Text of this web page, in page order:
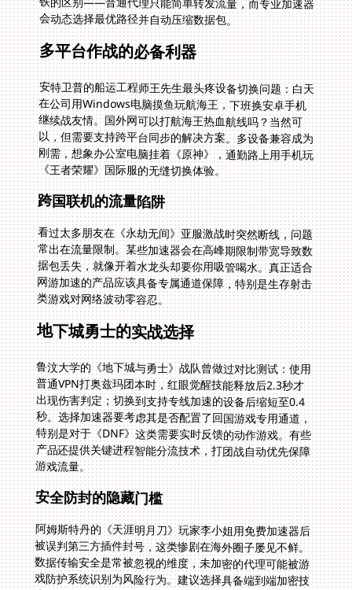
会动态选择最优路径并自动压缩数据包。
多平台作战的必备利器
安特卫普的船运工程师王先生最头疼设备切换问题：白天
在公司用Windows电脑摸鱼玩航海王，下班换安卓手机
继续战友情。国外网可以打航海王热血航线吗？当然可
以，但需要支持跨平台同步的解决方案。多设备兼容成为
刚需，想象办公室电脑挂着《原神》，通勤路上用手机玩
《王者荣耀》国际服的无缝切换体验。
跨国联机的流量陷阱
看过太多朋友在《永劫无间》亚服激战时突然断线，问题
常出在流量限制。某些加速器会在高峰期限制带宽导致数
据包丢失，就像开着水龙头却要你用吸管喝水。真正适合
网游加速的产品应该具备专属通道保障，特别是生存射击
类游戏对网络波动零容忍。
地下城勇士的实战选择
鲁汶大学的《地下城与勇士》战队曾做过对比测试：使用
普通VPN打奥兹玛团本时，红眼觉醒技能释放后2.3秒才
出现伤害判定；切换到支持专线加速的设备后缩短至0.4
秒。选择加速器要考虑其是否配置了回国游戏专用通道，
特别是对于《DNF》这类需要实时反馈的动作游戏。有些
产品还提供关键进程智能分流技术，打团战自动优先保障
游戏流量。
安全防封的隐藏门槛
阿姆斯特丹的《天涯明月刀》玩家李小姐用免费加速器后
被误判第三方插件封号，这类惨剧在海外圈子屡见不鲜。
数据传输安全是常被忽视的维度，未加密的代理可能被游
戏防护系统识别为风险行为。建议选择具备端到端加密技
术的产品，其采用的TLS隧道传输就像给你的游戏数据套